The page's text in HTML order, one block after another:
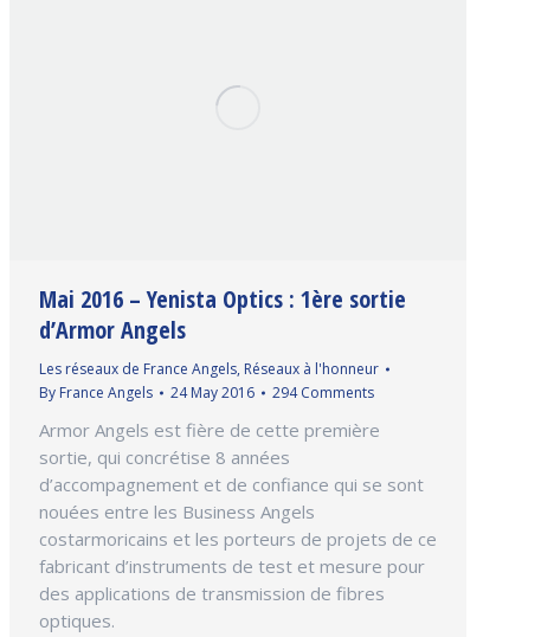
Mai 2016 – Yenista Optics : 1ère sortie
d’Armor Angels
Les réseaux de France Angels, Réseaux à l'honneur
By France Angels 24 May 2016 294 Comments
Armor Angels est fière de cette première
sortie, qui concrétise 8 années
d’accompagnement et de confiance qui se sont
nouées entre les Business Angels
costarmoricains et les porteurs de projets de ce
fabricant d’instruments de test et mesure pour
des applications de transmission de fibres
optiques.